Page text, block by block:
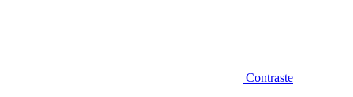
Contraste